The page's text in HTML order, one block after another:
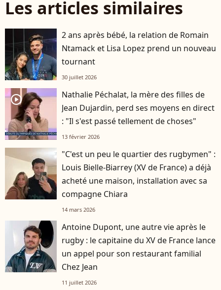
Les articles similaires
2 ans après bébé, la relation de Romain
Ntamack et Lisa Lopez prend un nouveau
tournant
30 juillet 2026
player2
Nathalie Péchalat, la mère des filles de
Jean Dujardin, perd ses moyens en direct
: "Il s'est passé tellement de choses"
13 février 2026
"C'est un peu le quartier des rugbymen" :
Louis Bielle-Biarrey (XV de France) a déjà
acheté une maison, installation avec sa
compagne Chiara
14 mars 2026
Antoine Dupont, une autre vie après le
rugby : le capitaine du XV de France lance
un appel pour son restaurant familial
Chez Jean
11 juillet 2026